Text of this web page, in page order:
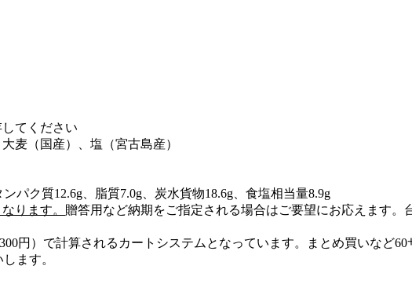
てください
麦（国産）、塩（宮古島産）
パク質12.6g、脂質7.0g、炭水貨物18.6g、食塩相当量8.9g
ります。 贈答用など納期をご指定される場合はご要望にお応えます
円）で計算されるカートシステムとなっています。まとめ買いなど
ます。